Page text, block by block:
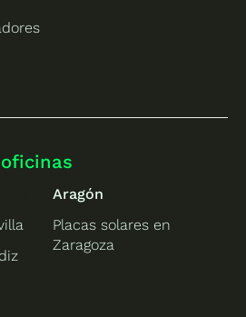
Aragón
Placas solares en
Zaragoza